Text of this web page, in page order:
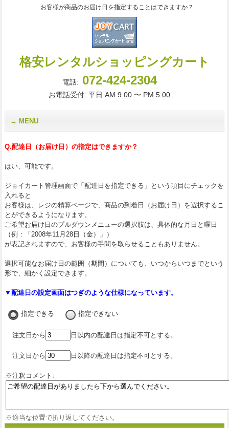
お客様が商品のお届け日を指定することはできますか？
格安レンタルショッピングカート
電話: 072-424-2304
お電話受付: 平日 AM 9:00 〜 PM 5:00
MENU
Q.配達日（お届け日）の指定はできますか？
はい、可能です。
ジョイカート管理画面で「配達日を指定できる」という項目にチェックを
入れると
お客様は、レジの精算ページで、商品の到着日（お届け日）を選択するこ
とができるようになります。
ご希望お届け日のプルダウンメニューの選択肢は、具体的な月日と曜日
（例：「2008年11月28日（金）」）
が表記されますので、お客様の手間を取らせることもありません。
選択可能なお届け日の範囲（期間）についても、いつからいつまでという
形で、細かく設定できます。
▼配達日の設定画面はつぎのような仕様になっています。
指定できる 指定できない
注文日から 日以内の配達日は指定不可とする。
注文日から 日以降の配達日は指定不可とする。
※注釈コメント↓
※適当な位置で折り返してください。